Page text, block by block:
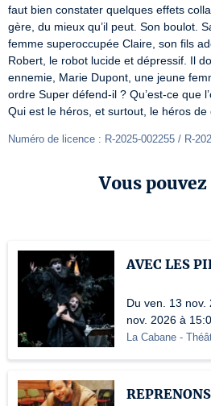
faut bien constater quelques effets
gère, du mieux qu’il peut. Son boulot.
femme superoccupée Claire, son fils
Robert, le robot lucide et dépressif. Il
ennemie, Marie Dupont, une jeune
ordre Super défend-il ? Qu’est-ce que
Qui est le héros, et surtout, le héros de
Numéro de licence : R-2025-002255 / R-
Vous
AVEC LES
Du ven. 13 nov.
nov. 2026 à
La Cabane -
REPRENONS